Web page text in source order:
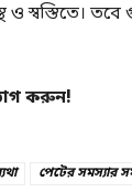
স্বস্তিতে।
করুন!
পেটের সমস্যার